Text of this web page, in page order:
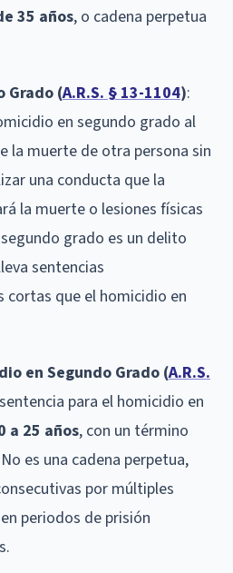
35 años, o cadena perpetua
Grado (A.R.S. § 13-1104):
en segundo grado al
la muerte de otra persona sin
una conducta que la
la muerte o lesiones físicas
grado es un delito
sentencias
cortas que el homicidio en
en Segundo Grado (A.R.S.
para el homicidio en
a 25 años, con un término
es una cadena perpetua,
por múltiples
periodos de prisión